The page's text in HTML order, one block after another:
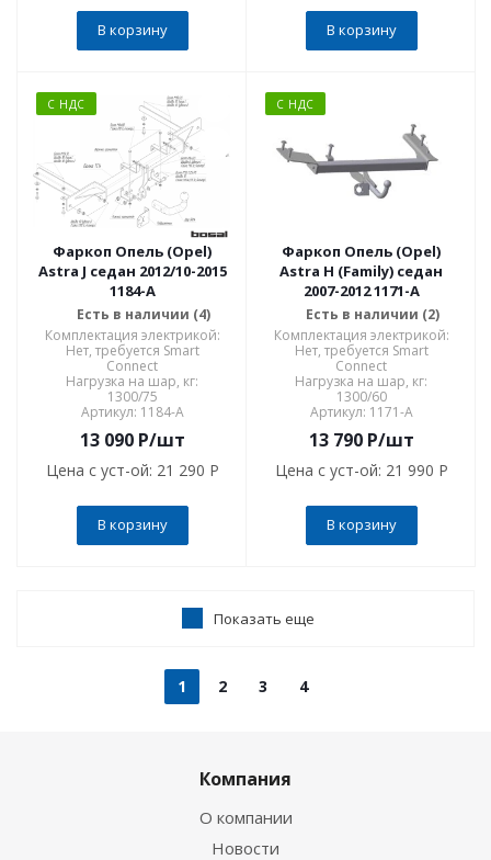
В корзину В корзину
С НДС
Фаркоп Опель (Opel)
Astra J седан 2012/10-2015
1184-A
Есть в наличии (4)
Комплектация электрикой:
Нет, требуется Smart
Connect
Нагрузка на шар, кг:
1300/75
Артикул: 1184-A
13 090P/шт
Цена с уст-ой: 21 290 P
В корзину
С НДС
Фаркоп Опель (Opel)
Astra H (Family) седан
2007-2012 1171-A
Есть в наличии (2)
Комплектация электрикой:
Нет, требуется Smart
Connect
Нагрузка на шар, кг:
1300/60
Артикул: 1171-A
13 790P/шт
Цена с уст-ой: 21 990 P
В корзину
Показать еще
1 2 3 4
Компания
О компании
Новости